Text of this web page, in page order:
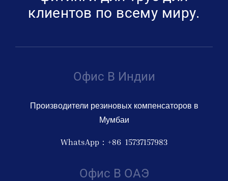
клиентов по всему миру.
Офис В Индии
Производители резиновых компенсаторов в
Мумбаи
WhatsApp：+86 15737157983
Офис В ОАЭ